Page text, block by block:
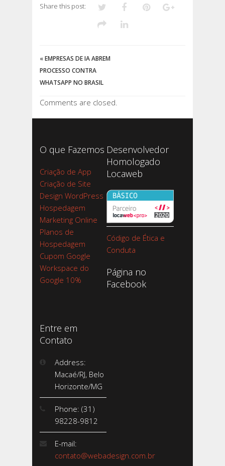
Share this post:
«EMPRESAS DE IA ABREM
PROCESSO CONTRA
WHATSAPP NO BRASIL
Comments are closed.
O que Fazemos
Criação de App
Criação de Site
Design WordPress
Hospedagem
Marketing Online
Planos de
Hospedagem
Cupom Google
Workspace do
Google 10%
Desenvolvedor
Homologado
Locaweb
Código de Ética e
Conduta
Página no
Facebook
Entre em
Contato
Address:
Macaé/RJ, Belo
Horizonte/MG
Phone: (31)
98228-9812
E-mail:
contato@webadesign.com.br